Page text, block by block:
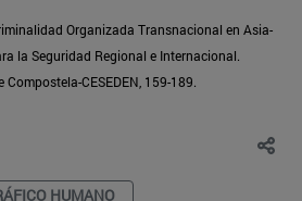
Organizada Transnacional en Asia-
la Seguridad Regional e Internacional.
CESEDEN, 159-189.
HUMANO